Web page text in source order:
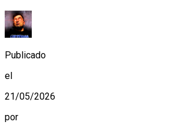
Publicado
el
21/05/2026
por